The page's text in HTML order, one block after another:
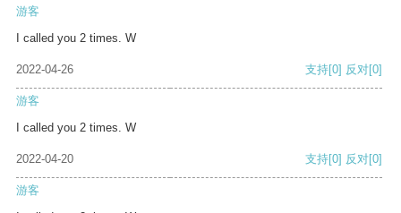
游客
I called you 2 times. W
2022-04-26 支持[0] 反对[0]
游客
I called you 2 times. W
2022-04-20 支持[0] 反对[0]
游客